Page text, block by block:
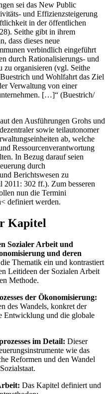
sei das New Public
und Effizienzsteigerung
in der öffentlichen
Seithe gibt in ihrem
dass dieses neue
verbindlich eingeführt
durch Rationalisierungs- und
zu organisieren (vgl. Seithe
und Wohlfahrt das Ziel
Verwaltung von einer
[…]“ (Buestrich/
den Ausführungen Grohs und
sowie teilautonomer
ab, welche
Ressourcenverantwortung
In Bezug darauf seien
durch
Berichtswesen zu
302 ff.). Zum besseren
nun die Termini
definiert werden.
Kapitel
Sozialer Arbeit und
und deren
Thematik ein und kontrastiert
Leitideen der Sozialen Arbeit
Methode.
der Ökonomisierung:
des Wandels, konkret der
Entwicklung und die globale
im Detail: Dieser
wie das
Reformen und den Wandel
Das Kapitel definiert und